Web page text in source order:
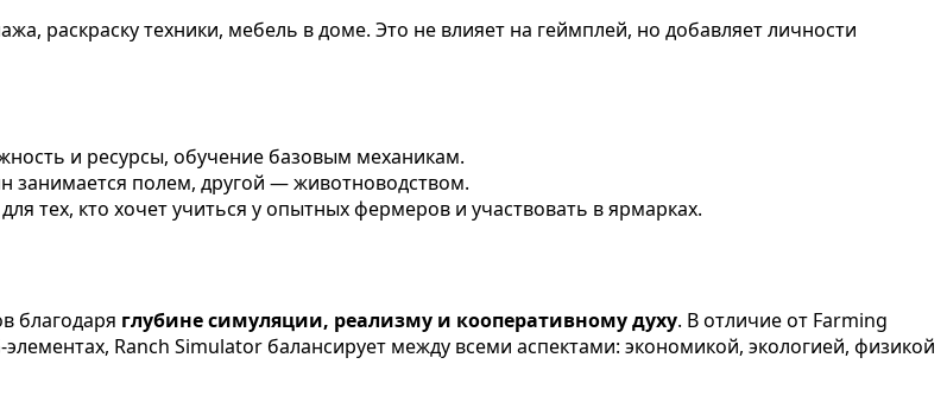
раскраску техники, мебель в доме. Это не влияет на геймплей, но добавляет личности
и ресурсы, обучение базовым механикам.
занимается полем, другой — животноводством.
тех, кто хочет учиться у опытных фермеров и участвовать в ярмарках.
благодаря глубине симуляции, реализму и кооперативному духу. В отличие от Farming
Ranch Simulator балансирует между всеми аспектами: экономикой, экологией, физикой